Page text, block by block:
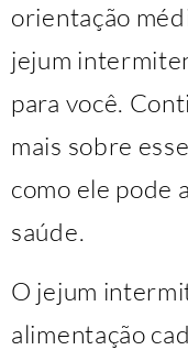
orientação
jejum
para você.
mais sobre
como ele pode
saúde.
O jejum
alimentação